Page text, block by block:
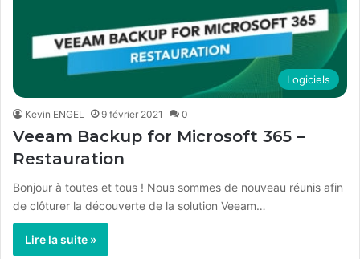
Logiciels
Kevin ENGEL 9 février 2021 0
Veeam Backup for Microsoft 365 –
Restauration
Bonjour à toutes et tous ! Nous sommes de nouveau réunis afin
de clôturer la découverte de la solution Veeam…
Lire la suite »